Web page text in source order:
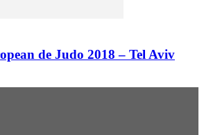
de Judo 2018 – Tel Aviv